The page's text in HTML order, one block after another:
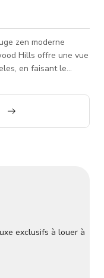
zen moderne
Hills offre une vue
en faisant le
que notre TARIF